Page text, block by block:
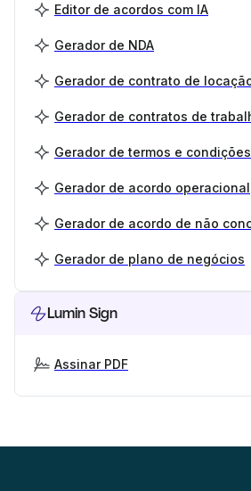
Editor de acordos com IA
Gerador de NDA
Gerador de contrato de
Gerador de contratos de
Gerador de termos e condições
Gerador de acordo operacional
Gerador de acordo de não
Gerador de plano de negócios
Lumin Sign
Assinar PDF